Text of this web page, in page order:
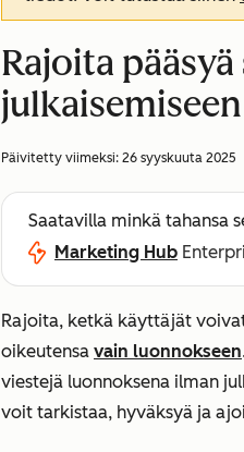
Rajoita
julkaisemiseen
Päivitetty viimeksi: 26 syyskuuta 2025
Saatavilla minkä tahansa
Marketing Hub
Rajoita, ketkä käyttäjät
oikeutensa vain luonnokseen
viestejä luonnoksena ilman
voit tarkistaa, hyväksyä ja